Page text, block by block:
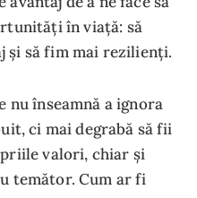
în viață: să
și să fim mai rezilienți.
înseamnă a ignora
ci mai degrabă să fii
valori, chiar și
temător. Cum ar fi